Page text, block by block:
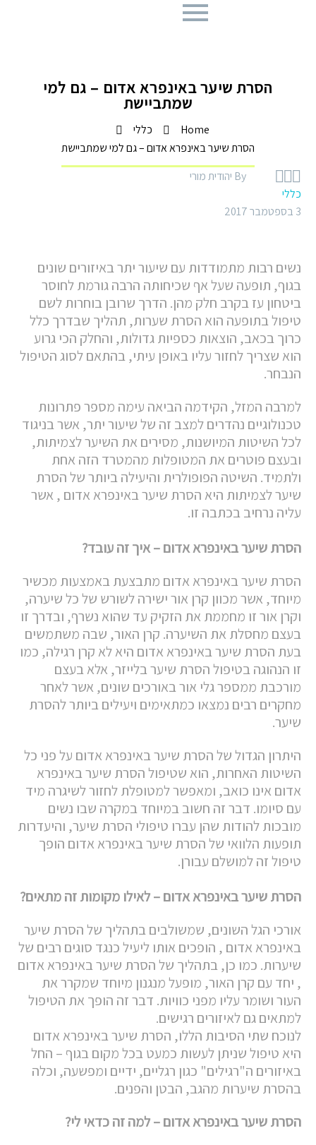
הסרת שיער באינפרא אדום – גם למי
שמתביישת
Home
כללי
הסרת שיער באינפרא אדום – גם למי שמתביישת

By יהודית מורי
כללי
3 בספטמבר 2017
נשים רבות מתמודדות עם שיעור יתר באיזורים שונים
בגוף, תופעה שעל אף שכיחותה הרבה גורמת לחוסר
ביטחון עז בקרב חלק מהן. הדרך שרובן בוחרות לשם
טיפול בתופעה הוא הסרת שערות, תהליך שבדרך כלל
כרוך בכאב, הוצאות כספיות גדולות, והחלק הכי גרוע
הוא שצריך לחזור עליו באופן עיתי, בהתאם לסוג הטיפול
הנבחר.
למרבה המזל, הקידמה הביאה עימה מספר פתרונות
טכנולוגיים נהדרים למצב זה של שיעור יתר, אשר בניגוד
לכל השיטות המיושנות, מסירים את השיער לצמיתות,
ובעצם פוטרים את המטופלות מהמטרד הזה אחת
ולתמיד. השיטה הפופולרית והיעילה ביותר של הסרת
שיער לצמיתות היא הסרת שיער באינפרא אדום , אשר
עליה נרחיב בכתבה זו.
הסרת שיער באינפרא אדום – איך זה עובד?
הסרת שיער באינפרא אדום מתבצעת באמצעות מכשיר
מיוחד, אשר מכוון קרן אור ישירה לשורש של כל שיערה,
וקרן אור זו מחממת את הזקיק עד שהוא נשרף, ובדרך זו
בעצם מחסלת את השיערה. קרן האור, שבה משתמשים
בעת הסרת שיער באינפרא אדום היא לא קרן רגילה, כמו
זו הנהוגה בטיפול הסרת שיער בלייזר, אלא בעצם
מורכבת ממספר גלי אור באורכים שונים, אשר לאחר
מחקרים רבים נמצאו כמתאימים ויעילים ביותר להסרת
שיער.
היתרון הגדול של הסרת שיער באינפרא אדום על פני כל
השיטות האחרות, הוא שטיפול הסרת שיער באינפרא
אדום אינו כואב, ומאפשר למטופלת לחזור לשיגרה מיד
עם סיומו. דבר זה חשוב במיוחד במקרה שבו נשים
מובכות להודות שהן עברו טיפולי הסרת שיער, והיעדרות
תופעות הלוואי של הסרת שיער באינפרא אדום הופך
טיפול זה למושלם עבורן.
הסרת שיער באינפרא אדום – לאילו מקומות זה מתאים?
אורכי הגל השונים, שמשולבים בתהליך של הסרת שיער
באינפרא אדום , הופכים אותו ליעיל כנגד סוגים רבים של
שיערות. כמו כן, בתהליך של הסרת שיער באינפרא אדום
, יחד עם קרן האור, מופעל מנגנון מיוחד שמקרר את
העור ושומר עליו מפני כוויות. דבר זה הופך את הטיפול
למתאים גם לאיזורים רגישים.
לנוכח שתי הסיבות הללו, הסרת שיער באינפרא אדום
היא טיפול שניתן לעשות כמעט בכל מקום בגוף – החל
באיזורים ה"רגילים" כגון רגליים, ידיים ומפשעה, וכלה
בהסרת שיערות מהגב, הבטן והפנים.
הסרת שיער באינפרא אדום – למה זה כדאי לי?